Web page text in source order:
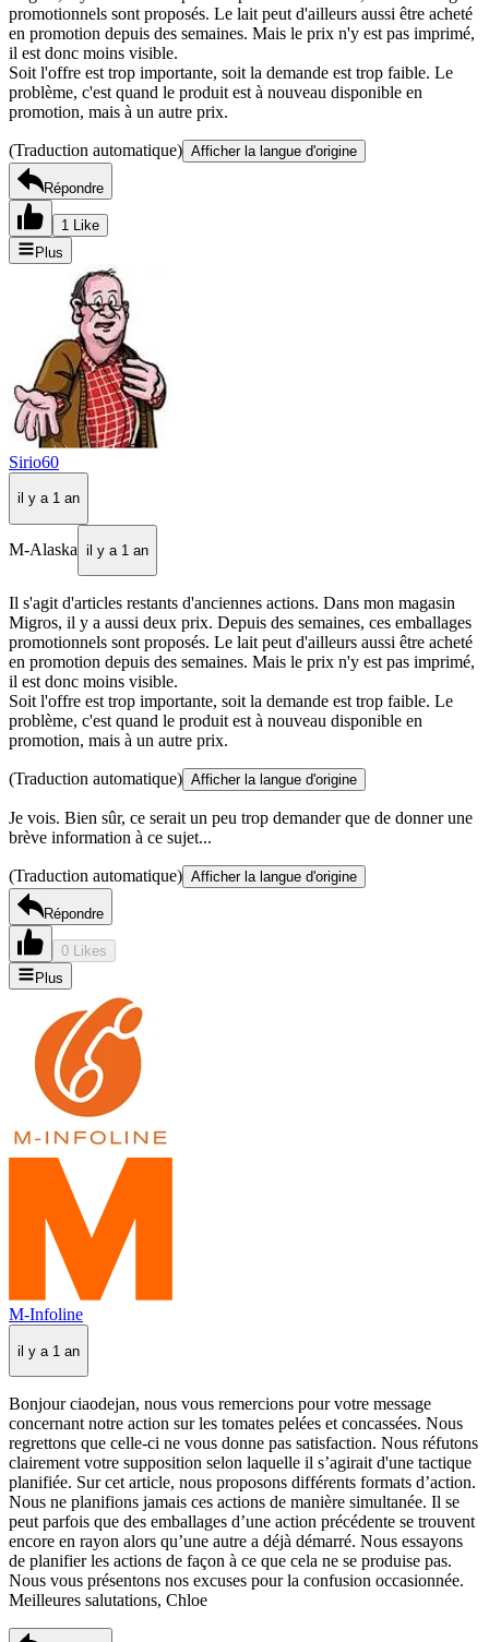
promotionnels sont proposés. Le lait peut d'ailleurs aussi être acheté
en promotion depuis des semaines. Mais le prix n'y est pas imprimé,
il est donc moins visible.
Soit l'offre est trop importante, soit la demande est trop faible. Le
problème, c'est quand le produit est à nouveau disponible en
promotion, mais à un autre prix.
(Traduction automatique) Afficher la langue d'origine
Répondre
1 Like
Plus
Sirio60
il y a 1 an
M-Alaska il y a 1 an
Il s'agit d'articles restants d'anciennes actions. Dans mon magasin
Migros, il y a aussi deux prix. Depuis des semaines, ces emballages
promotionnels sont proposés. Le lait peut d'ailleurs aussi être acheté
en promotion depuis des semaines. Mais le prix n'y est pas imprimé,
il est donc moins visible.
Soit l'offre est trop importante, soit la demande est trop faible. Le
problème, c'est quand le produit est à nouveau disponible en
promotion, mais à un autre prix.
(Traduction automatique) Afficher la langue d'origine
Je vois. Bien sûr, ce serait un peu trop demander que de donner une
brève information à ce sujet...
(Traduction automatique) Afficher la langue d'origine
Répondre
0 Likes
Plus
M-Infoline
il y a 1 an
Bonjour ciaodejan, nous vous remercions pour votre message
concernant notre action sur les tomates pelées et concassées. Nous
regrettons que celle-ci ne vous donne pas satisfaction. Nous réfutons
clairement votre supposition selon laquelle il s’agirait d'une tactique
planifiée. Sur cet article, nous proposons différents formats d’action.
Nous ne planifions jamais ces actions de manière simultanée. Il se
peut parfois que des emballages d’une action précédente se trouvent
encore en rayon alors qu’une autre a déjà démarré. Nous essayons
de planifier les actions de façon à ce que cela ne se produise pas.
Nous vous présentons nos excuses pour la confusion occasionnée.
Meilleures salutations, Chloe